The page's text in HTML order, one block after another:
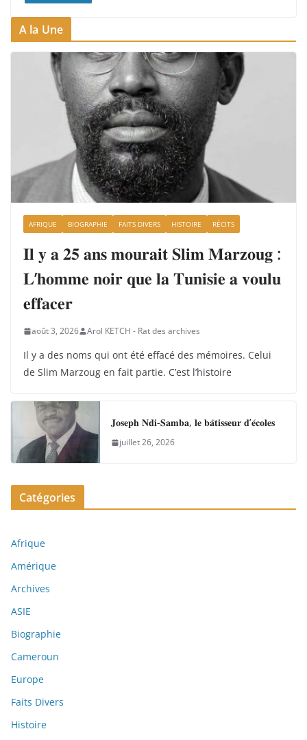
A la Une
AFRIQUE BIOGRAPHIE FAITS DIVERS HISTOIRE RÉCITS
𝐈𝐥 𝐲 𝐚 𝟐𝟓 𝐚𝐧𝐬 𝐦𝐨𝐮𝐫𝐚𝐢𝐭 𝐒𝐥𝐢𝐦 𝐌𝐚𝐫𝐳𝐨𝐮𝐠 :
𝐋’𝐡𝐨𝐦𝐦𝐞 𝐧𝐨𝐢𝐫 𝐪𝐮𝐞 𝐥𝐚 𝐓𝐮𝐧𝐢𝐬𝐢𝐞 𝐚 𝐯𝐨𝐮𝐥𝐮
𝐞𝐟𝐟𝐚𝐜𝐞𝐫
août 3, 2026 Arol KETCH - Rat des archives
Il y a des noms qui ont été effacé des mémoires. Celui
de Slim Marzoug en fait partie. C’est l’histoire
𝐉𝐨𝐬𝐞𝐩𝐡 𝐍𝐝𝐢-𝐒𝐚𝐦𝐛𝐚, 𝐥𝐞 𝐛𝐚̂𝐭𝐢𝐬𝐬𝐞𝐮𝐫 𝐝’𝐞́𝐜𝐨𝐥𝐞𝐬
juillet 26, 2026
Catégories
Afrique
Amérique
Archives
ASIE
Biographie
Cameroun
Europe
Faits Divers
Histoire